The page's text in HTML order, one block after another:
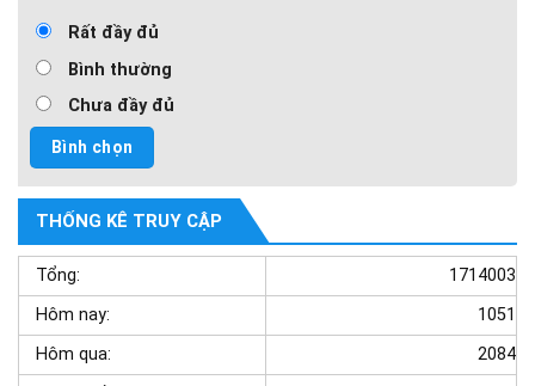
Rất đầy đủ
Bình thường
Chưa đầy đủ
THỐNG KÊ TRUY CẬP
Tổng:
1714003
Hôm nay:
1051
Hôm qua:
2084